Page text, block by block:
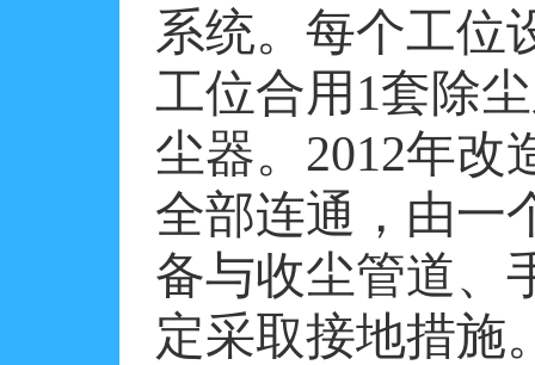
系统。每个工位
工位合用 1套除
尘器。 2012年改
全部连通，由一
备与收尘管道、
定采取接地措施